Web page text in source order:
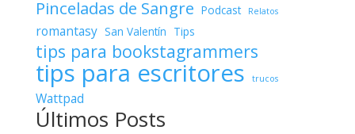
Pinceladas de Sangre Podcast Relatos
romantasy San Valentín Tips
tips para bookstagrammers
tips para escritores trucos
Wattpad
Últimos Posts